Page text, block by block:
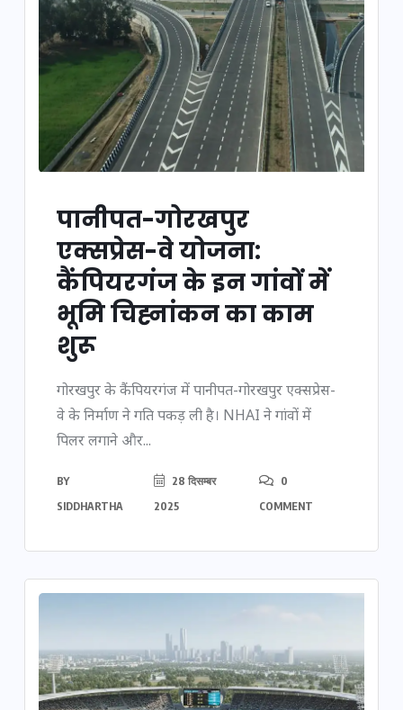
पानीपत-गोरखपुर
एक्सप्रेस-वे योजना:
कैंपियरगंज के इन गांवों में
भूमि चिह्नांकन का काम
शुरू
गोरखपुर के कैंपियरगंज में पानीपत-गोरखपुर एक्सप्रेस-
वे के निर्माण ने गति पकड़ ली है। NHAI ने गांवों में
पिलर लगाने और...
BY
SIDDHARTHA
28 दिसम्बर
2025
0
COMMENT